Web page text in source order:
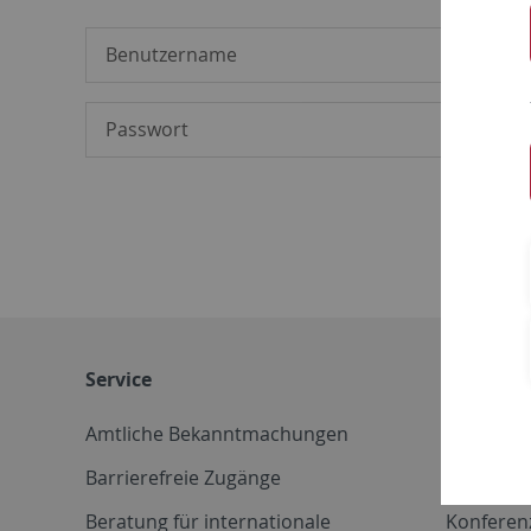
Service
Amtliche Bekanntmachungen
Barrierefreie Zugänge
Beratung für internationale